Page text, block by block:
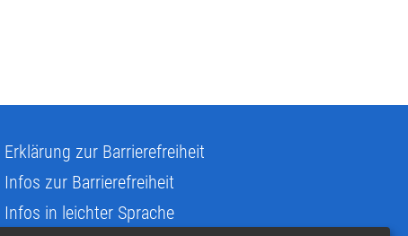
Erklärung zur Barrierefreiheit
Infos zur Barrierefreiheit
Infos in leichter Sprache